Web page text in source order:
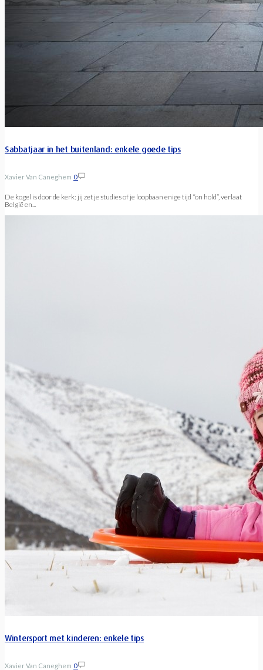
Sabbatjaar in het buitenland: enkele goede tips
Xavier Van Caneghem 0
De kogel is door de kerk: jij zet je studies of je loopbaan enige tijd “on hold”, verlaat
België en...
Wintersport met kinderen: enkele tips
Xavier Van Caneghem 0